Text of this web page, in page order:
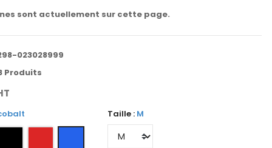
sont actuellement sur cette page.
023028999
Produits
Taille : M